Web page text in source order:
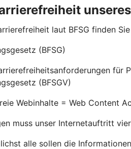
laut BFSG finden
(BFSG)
für
(BFSGV)
Webinhalte = Web Content
muss unser Internetauftritt
alle sollen die